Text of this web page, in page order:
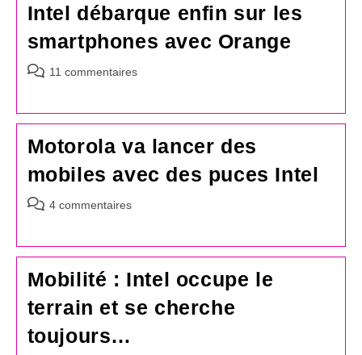
Intel débarque enfin sur les
smartphones avec Orange
Commentaires
publication :
11 commentaires
Motorola va lancer des
mobiles avec des puces Intel
Commentaires
publication :
4 commentaires
Mobilité : Intel occupe le
terrain et se cherche
toujours…